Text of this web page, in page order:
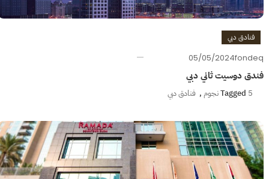
فنادق دبي
05/05/2024fondeq
فندق دوسيت ثاني دبي
Tagged 5 نجوم , فنادق دبي